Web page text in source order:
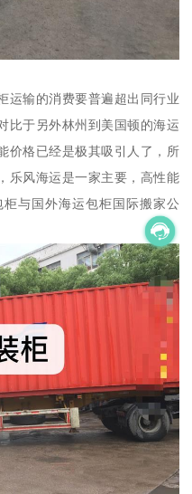
运输的消费要普遍超出同行业
比于另外林州到美国顿的海运
价格已经是极其吸引人了，所
乐风海运是一家主要，高性能
与国外海运包柜国际搬家公